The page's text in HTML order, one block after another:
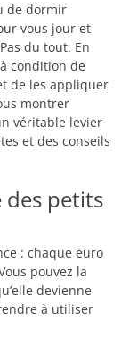
de dormir
vous jour et
du tout. En
condition de
de les appliquer
montrer
véritable levier
et des conseils
des petits
: chaque euro
pouvez la
devienne
à utiliser